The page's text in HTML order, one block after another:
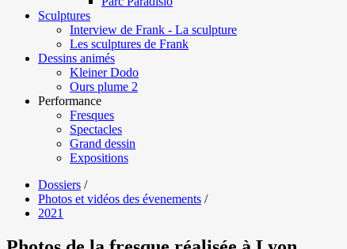
Sculptures
Interview de Frank - La sculpture
Les sculptures de Frank
Dessins animés
Kleiner Dodo
Ours plume 2
Performance
Fresques
Spectacles
Grand dessin
Expositions
Dossiers /
Photos et vidéos des évenements /
2021